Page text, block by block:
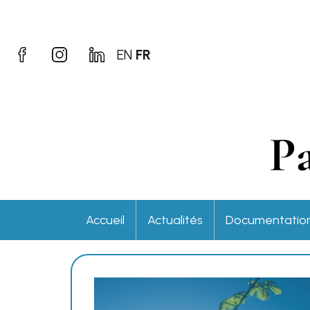
EN FR
P
Accueil Actualités